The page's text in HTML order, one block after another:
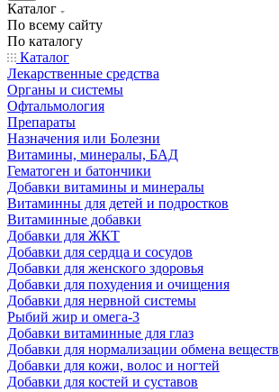
Каталог
По всему сайту
По каталогу
Каталог
Лекарственные средства
Органы и системы
Офтальмология
Препараты
Назначения или Болезни
Витамины, минералы, БАД
Гематоген и батончики
Добавки витамины и минералы
Витаминны для детей и подростков
Витаминные добавки
Добавки для ЖКТ
Добавки для сердца и сосудов
Добавки для женского здоровья
Добавки для похудения и очищения
Добавки для нервной системы
Рыбий жир и омега-3
Добавки витаминные для глаз
Добавки для нормализации обмена веществ
Добавки для кожи, волос и ногтей
Добавки для костей и суставов